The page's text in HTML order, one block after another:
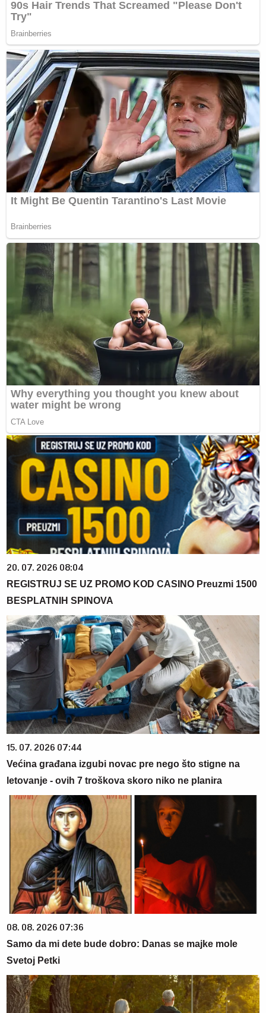
20. 07. 2026 08:04
REGISTRUJ SE UZ PROMO KOD CASINO Preuzmi 1500
BESPLATNIH SPINOVA
15. 07. 2026 07:44
Većina građana izgubi novac pre nego što stigne na
letovanje - ovih 7 troškova skoro niko ne planira
08. 08. 2026 07:36
Samo da mi dete bude dobro: Danas se majke mole
Svetoj Petki